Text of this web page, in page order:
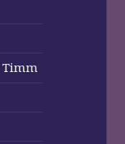
Timm